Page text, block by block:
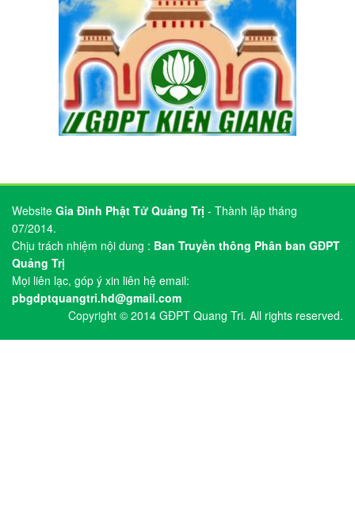
Website Gia Đình Phật Tử Quảng Trị - Thành lập tháng
07/2014.
Chịu trách nhiệm nội dung : Ban Truyền thông Phân ban GĐPT
Quảng Trị
Mọi liên lạc, góp ý xin liên hệ email:
pbgdptquangtri.hd@gmail.com
Copyright © 2014 GĐPT Quang Tri. All rights reserved.